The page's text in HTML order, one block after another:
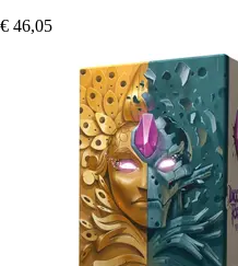
€ 46,05